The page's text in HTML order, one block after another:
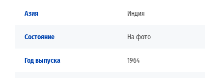
Азия Индия
Состояние На фото
Год выпуска 1964